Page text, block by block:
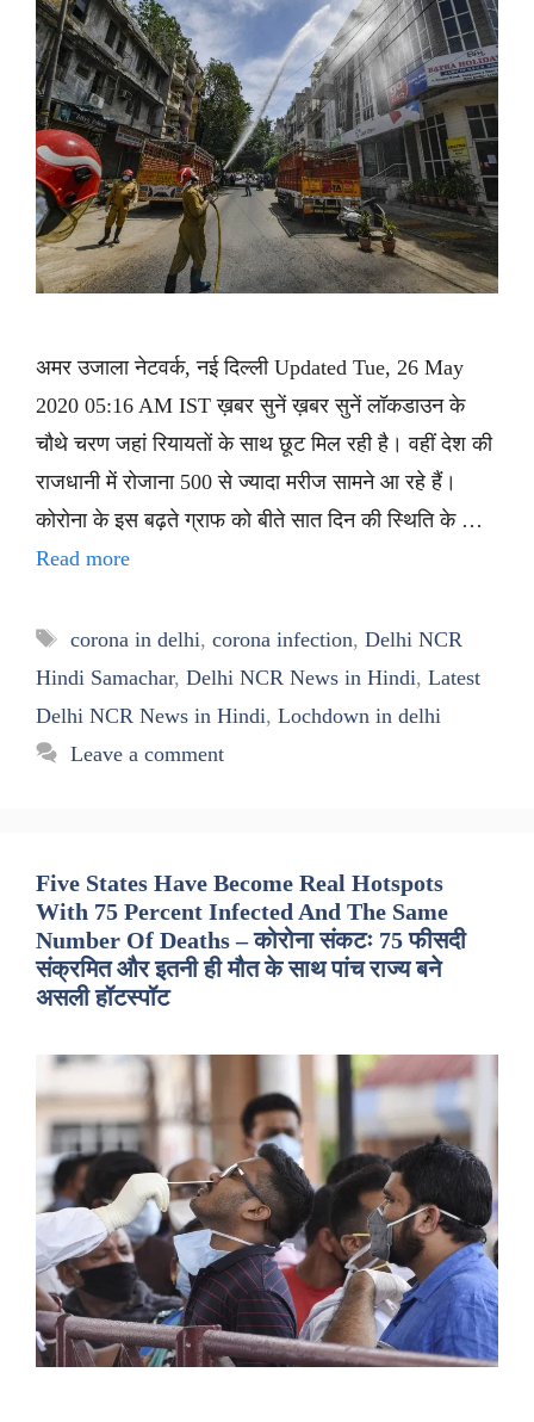
अमर उजाला नेटवर्क, नई दिल्ली Updated Tue, 26 May
2020 05:16 AM IST ख़बर सुनें ख़बर सुनें लॉकडाउन के
चौथे चरण जहां रियायतों के साथ छूट मिल रही है। वहीं देश की
राजधानी में रोजाना 500 से ज्यादा मरीज सामने आ रहे हैं।
कोरोना के इस बढ़ते ग्राफ को बीते सात दिन की स्थिति के …
Read more
Tags
corona in delhi, corona infection, Delhi NCR
Hindi Samachar, Delhi NCR News in Hindi, Latest
Delhi NCR News in Hindi, Lochdown in delhi
Leave a comment
Five States Have Become Real Hotspots
With 75 Percent Infected And The Same
Number Of Deaths – कोरोना संकटः 75 फीसदी
संक्रमित और इतनी ही मौत के साथ पांच राज्य बने
असली हॉटस्पॉट